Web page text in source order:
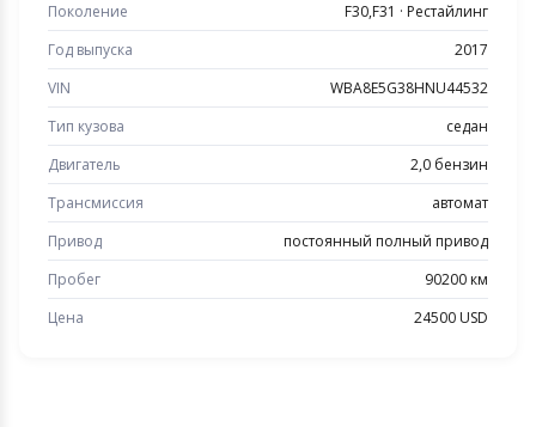
Поколение
F30,F31 · Рестайлинг
Год выпуска
2017
VIN
WBA8E5G38HNU44532
Тип кузова
седан
Двигатель
2,0 бензин
Трансмиссия
автомат
Привод
постоянный полный привод
Пробег
90200 км
Цена
24500 USD